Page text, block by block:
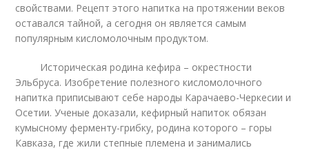
свойствами. Рецепт этого напитка на протяжении веков
оставался тайной, а сегодня он является самым
популярным кисломолочным продуктом.
Историческая родина кефира – окрестности
Эльбруса. Изобретение полезного кисломолочного
напитка приписывают себе народы Карачаево-Черкесии и
Осетии. Ученые доказали, кефирный напиток обязан
кумысному ферменту-грибку, родина которого – горы
Кавказа, где жили степные племена и занимались